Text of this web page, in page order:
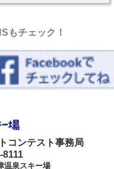
もチェック！
コンテスト事務局
8111
温泉スキー場